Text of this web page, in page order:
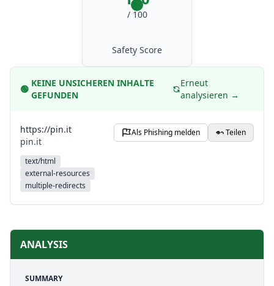
/ 100
Safety Score
🟢
KEINE UNSICHEREN INHALTE
GEFUNDEN
Erneut
analysieren →
https://pin.it
pin.it
text/html
external-resources
multiple-redirects
Als Phishing melden Teilen
ANALYSIS
SUMMARY